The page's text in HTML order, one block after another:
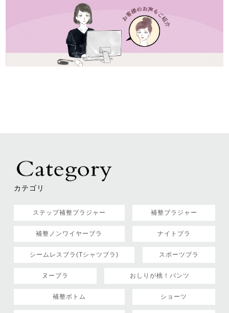
カテゴリ
ステップ補整ブラジャー 補整ブラジャー
補整ノンワイヤーブラ ナイトブラ
シームレスブラ(Tシャツブラ) スポーツブラ
ヌーブラ おしりが桃！パンツ
補整ボトム ショーツ